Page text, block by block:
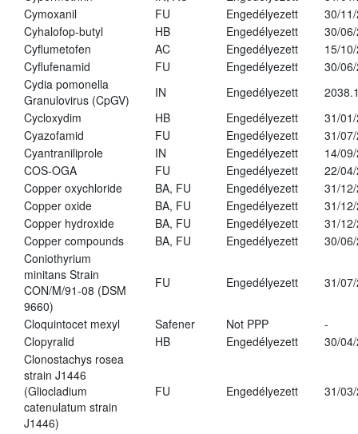
Cymoxanil
FU Engedélyezett
30/
Cyhalofop-butyl
HB Engedélyezett
30/
Cyflumetofen
AC Engedélyezett
15/
Cyflufenamid
FU Engedélyezett
30/
Cydia pomonella
Granulovirus (CpGV)
IN Engedélyezett
Cycloxydim
HB Engedélyezett
31/
Cyazofamid
FU Engedélyezett
31/
Cyantraniliprole
IN Engedélyezett
14/
COS-OGA
FU Engedélyezett
22/
Copper oxychloride
BA, FU Engedélyezett
31/
Copper oxide
BA, FU Engedélyezett
31/
Copper hydroxide
BA, FU Engedélyezett
31/
Copper compounds
BA, FU Engedélyezett
30/
Coniothyrium
minitans Strain
CON/M/91-08 (DSM
9660)
FU Engedélyezett 31/
Cloquintocet mexyl Safener Not PPP
-
Clopyralid
HB Engedélyezett
30/
Clonostachys rosea
strain J1446
(Gliocladium
catenulatum strain
J1446)
FU Engedélyezett 31/